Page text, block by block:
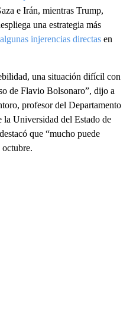
e Irán, mientras Trump,
una estrategia más
algunas injerencias directas en
una situación difícil con
de Flavio Bolsonaro”, dijo a
profesor del Departamento
la Universidad del Estado de
que “mucho puede
octubre.